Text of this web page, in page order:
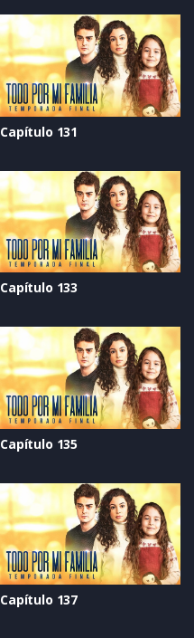
Capítulo 131
Capítulo 133
Capítulo 135
Capítulo 137